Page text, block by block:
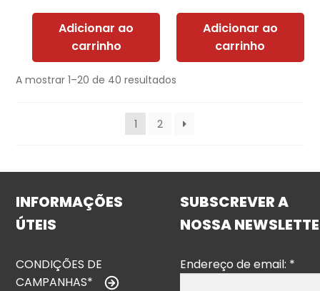
Adicionar ao
carrinho
Adicionar ao
carrinho
A mostrar 1–20 de 40 resultados
1 2
INFORMAÇÕES
ÚTEIS
CONDIÇÕES DE
CAMPANHAS*
SUBSCREVER A
NOSSA
Endereço de email: *